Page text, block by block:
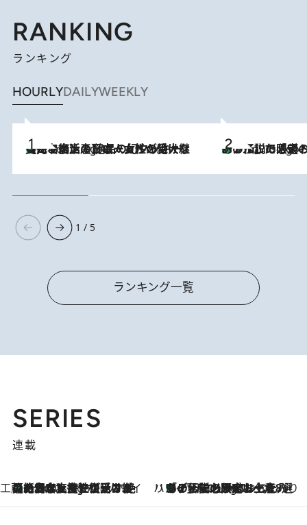
RANKING
ランキング
HOURLYDAILYWEEKLY
2 Hours Ago
【ハワイ土産】ローカルの絶大な支持で復活！ 絶品の幻クッキー《元ファンの日本人女性が受け継いだ名店》 2 Hours Ago
あの伝説の限定トートも！ リニューアルした「ディーン
1 / 5
ランキング一覧
SERIES
連載
工藤まやのおもてなしハワイ
2 Hours Ago
【ハワイ土産】ローカルの絶大な支持で復活！ 絶品の幻クッキー《元ファンの日本人女性が受け継いだ名店》 ハワイ賢者 リサのお気に入りリスト2 Hours Ago
あの伝説の限定トートも！ リニューアルした「ディーン＆デルーカ ハワイ」で必須のお土産8選